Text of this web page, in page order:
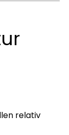
relativ